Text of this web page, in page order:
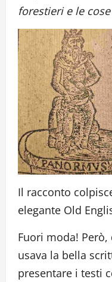
forestieri e le
Il racconto
elegante Old
Fuori moda!
usava la bella
presentare i testi